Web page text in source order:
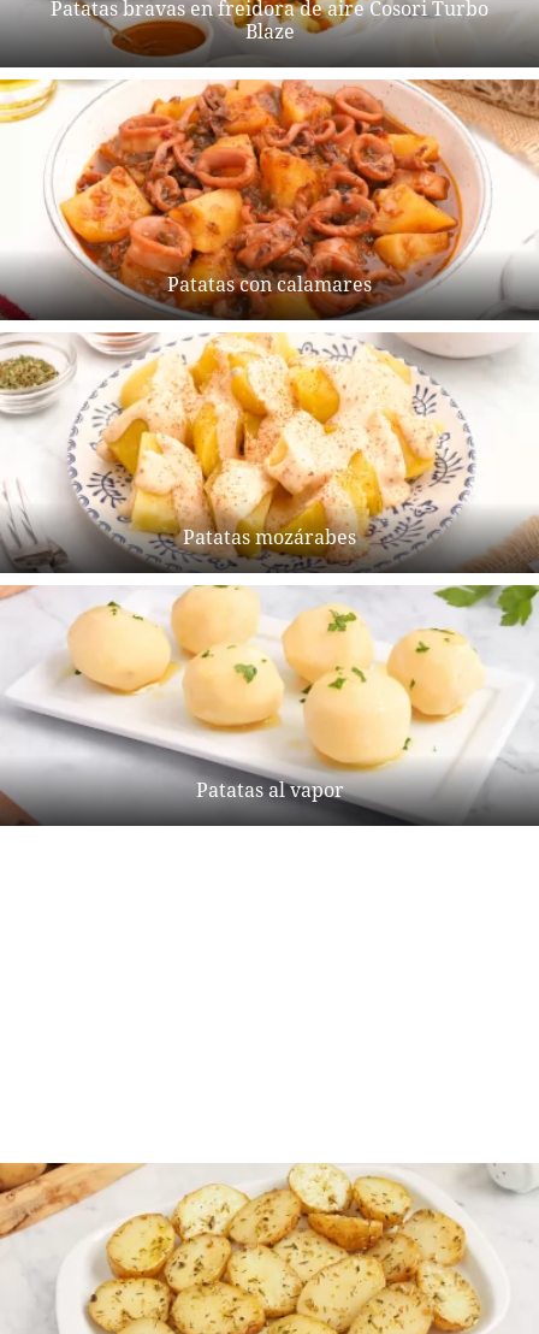
Patatas bravas en freidora de aire Cosori Turbo
Blaze
Patatas con calamares
Patatas mozárabes
Patatas al vapor